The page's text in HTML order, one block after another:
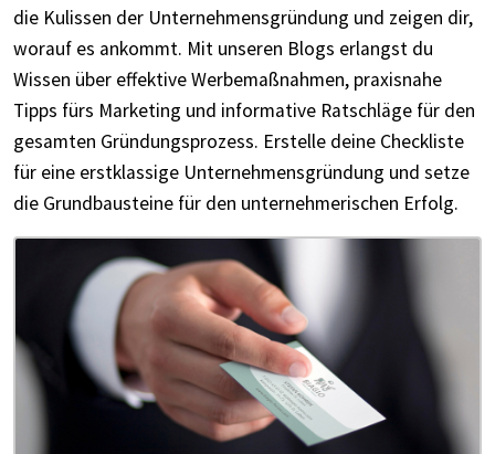
die Kulissen der Unternehmensgründung und zeigen dir,
worauf es ankommt. Mit unseren Blogs erlangst du
Wissen über effektive Werbemaßnahmen, praxisnahe
Tipps fürs Marketing und informative Ratschläge für den
gesamten Gründungsprozess. Erstelle deine Checkliste
für eine erstklassige Unternehmensgründung und setze
die Grundbausteine für den unternehmerischen Erfolg.